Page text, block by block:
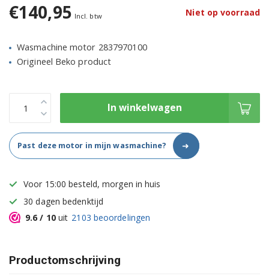
€140,95 Incl. btw Niet op voorraad
Wasmachine motor 2837970100
Origineel Beko product
In winkelwagen
Past deze motor in mijn wasmachine? ➜
Voor 15:00 besteld, morgen in huis
30 dagen bedenktijd
9.6 / 10uit 2103 beoordelingen
Productomschrijving